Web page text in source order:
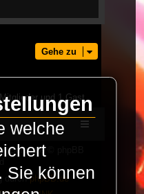
Gehe zu
und 1 Gast
Software © phpBB
durchphpBB.de
welche
Sie können